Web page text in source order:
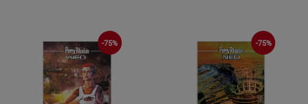
-75% -75%